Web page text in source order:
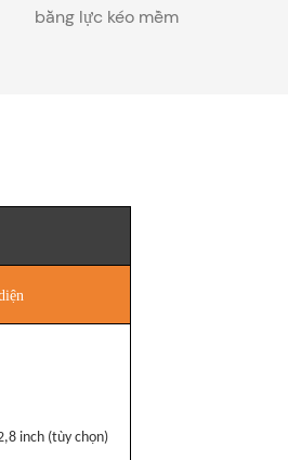
bằng lực kéo mềm
inch (tùy chọn)